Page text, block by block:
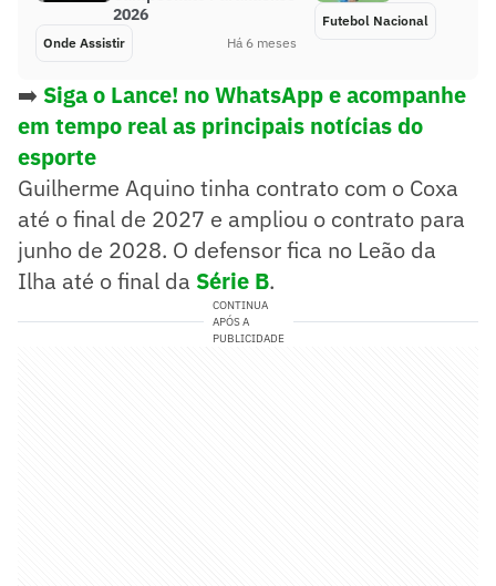
2026
Onde Assistir Há 6 meses
Futebol Nacional
➡️ Siga o Lance! no WhatsApp e acompanhe
em tempo real as principais notícias do
esporte
Guilherme Aquino tinha contrato com o Coxa
até o final de 2027 e ampliou o contrato para
junho de 2028. O defensor fica no Leão da
Ilha até o final da Série B.
CONTINUA
APÓS A
PUBLICIDADE